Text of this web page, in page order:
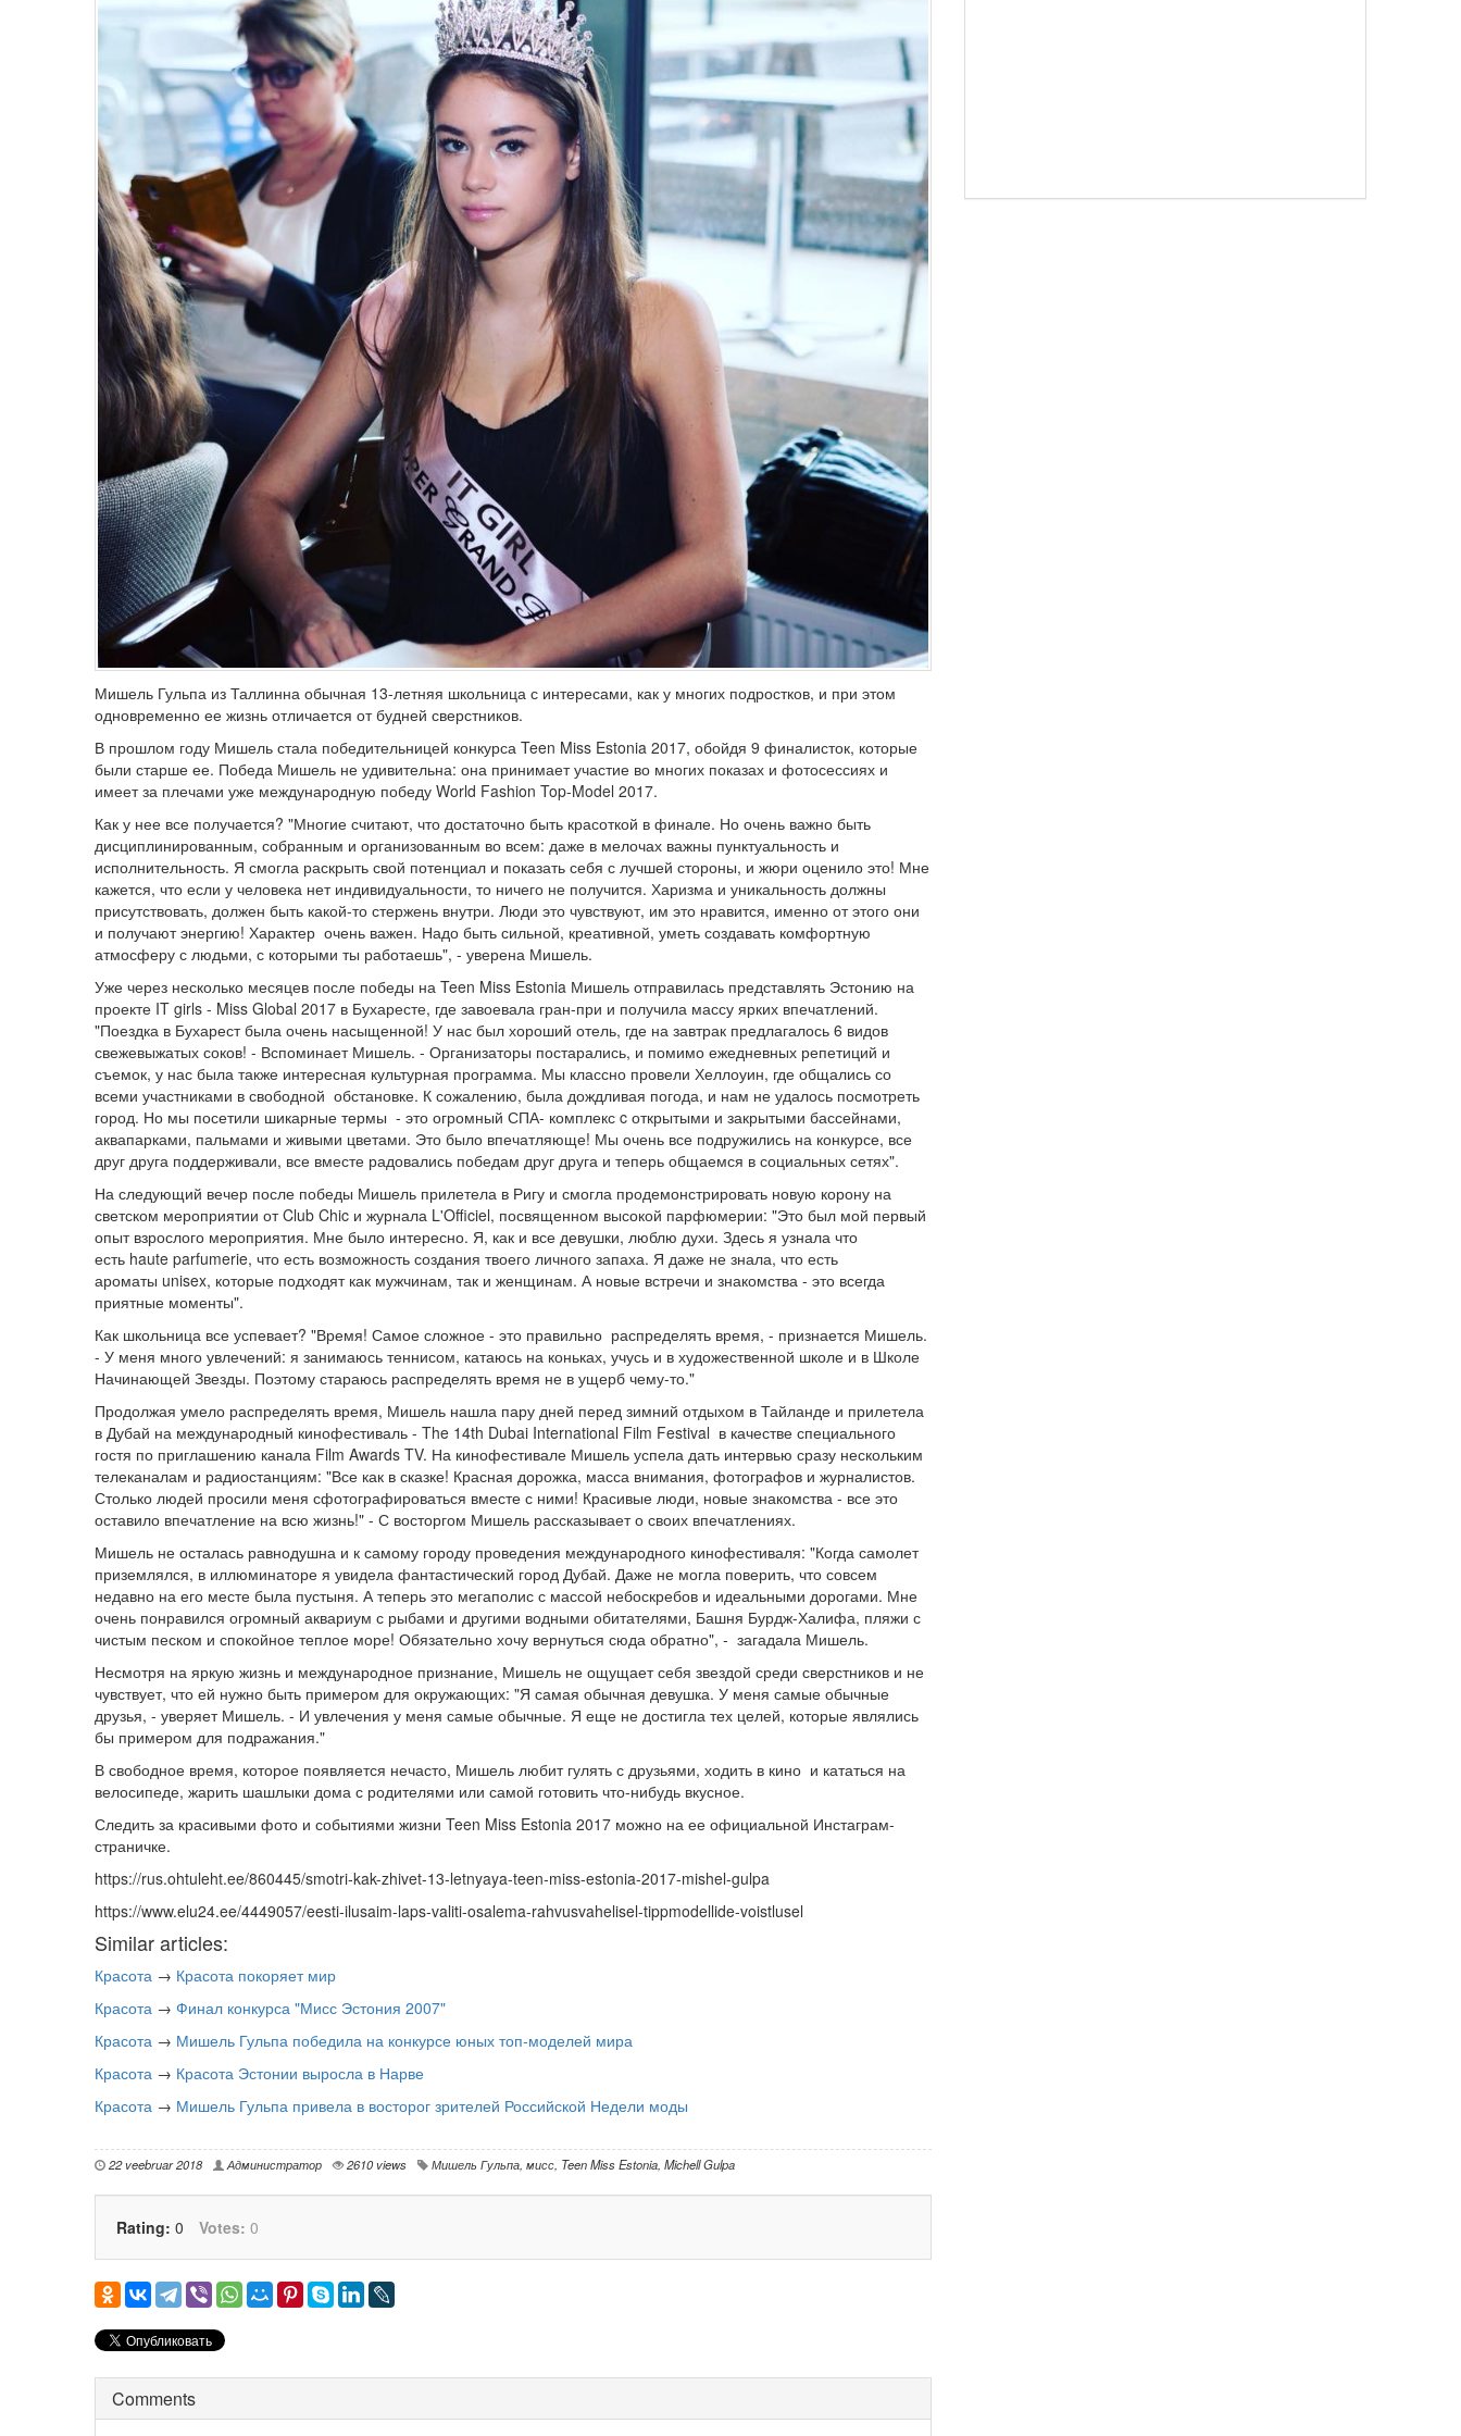
Мишель Гульпа из Таллинна обычная 13-летняя школьница с интересами, как у многих подростков, и при этом
одновременно ее жизнь отличается от будней сверстников.
В прошлом году Мишель стала победительницей конкурса Teen Miss Estonia 2017, обойдя 9 финалисток, которые
были старше ее. Победа Мишель не удивительна: она принимает участие во многих показах и фотосессиях и
имеет за плечами уже международную победу World Fashion Top-Model 2017.
Как у нее все получается? "Многие считают, что достаточно быть красоткой в финале. Но очень важно быть
дисциплинированным, собранным и организованным во всем: даже в мелочах важны пунктуальность и
исполнительность. Я смогла раскрыть свой потенциал и показать себя с лучшей стороны, и жюри оценило это! Мне
кажется, что если у человека нет индивидуальности, то ничего не получится. Харизма и уникальность должны
присутствовать, должен быть какой-то стержень внутри. Люди это чувствуют, им это нравится, именно от этого они
и получают энергию! Характер очень важен. Надо быть сильной, креативной, уметь создавать комфортную
атмосферу с людьми, с которыми ты работаешь", - уверена Мишель.
Уже через несколько месяцев после победы на Teen Miss Estonia Мишель отправилась представлять Эстонию на
проекте IT girls - Miss Global 2017 в Бухаресте, где завоевала гран-при и получила массу ярких впечатлений.
"Поездка в Бухарест была очень насыщенной! У нас был хороший отель, где на завтрак предлагалось 6 видов
свежевыжатых соков! - Вспоминает Мишель. - Организаторы постарались, и помимо ежедневных репетиций и
съемок, у нас была также интересная культурная программа. Мы классно провели Хеллоуин, где общались со
всеми участниками в свободной обстановке. К сожалению, была дождливая погода, и нам не удалось посмотреть
город. Но мы посетили шикарные термы - это огромный СПА- комплекс c открытыми и закрытыми бассейнами,
аквапарками, пальмами и живыми цветами. Это было впечатляюще! Мы очень все подружились на конкурсе, все
друг друга поддерживали, все вместе радовались победам друг друга и теперь общаемся в социальных сетях".
На следующий вечер после победы Мишель прилетела в Ригу и смогла продемонстрировать новую корону на
светском мероприятии от Club Chic и журнала L'Officiel, посвященном высокой парфюмерии: "Это был мой первый
опыт взрослого мероприятия. Мне было интересно. Я, как и все девушки, люблю духи. Здесь я узнала что
есть haute parfumerie, что есть возможность создания твоего личного запаха. Я даже не знала, что есть
ароматы unisex, которые подходят как мужчинам, так и женщинам. А новые встречи и знакомства - это всегда
приятные моменты".
Как школьница все успевает? "Время! Самое сложное - это правильно распределять время, - признается Мишель.
- У меня много увлечений: я занимаюсь теннисом, катаюсь на коньках, учусь и в художественной школе и в Школе
Начинающей Звезды. Поэтому стараюсь распределять время не в ущерб чему-то."
Продолжая умело распределять время, Мишель нашла пару дней перед зимний отдыхом в Тайланде и прилетела
в Дубай на международный кинофестиваль - The 14th Dubai International Film Festival в качестве специального
гостя по приглашению канала Film Awards TV. На кинофестивале Мишель успела дать интервью сразу нескольким
телеканалам и радиостанциям: "Все как в сказке! Красная дорожка, масса внимания, фотографов и журналистов.
Столько людей просили меня сфотографироваться вместе с ними! Красивые люди, новые знакомства - все это
оставило впечатление на всю жизнь!" - С восторгом Мишель рассказывает о своих впечатлениях.
Мишель не осталась равнодушна и к самому городу проведения международного кинофестиваля: "Когда самолет
приземлялся, в иллюминаторе я увидела фантастический город Дубай. Даже не могла поверить, что совсем
недавно на его месте была пустыня. А теперь это мегаполис с массой небоскребов и идеальными дорогами. Мне
очень понравился огромный аквариум с рыбами и другими водными обитателями, Башня Бурдж-Халифа, пляжи с
чистым песком и спокойное теплое море! Обязательно хочу вернуться сюда обратно", - загадала Мишель.
Несмотря на яркую жизнь и международное признание, Мишель не ощущает себя звездой среди сверстников и не
чувствует, что ей нужно быть примером для окружающих: "Я самая обычная девушка. У меня самые обычные
друзья, - уверяет Мишель. - И увлечения у меня самые обычные. Я еще не достигла тех целей, которые являлись
бы примером для подражания."
В свободное время, которое появляется нечасто, Мишель любит гулять с друзьями, ходить в кино и кататься на
велосипеде, жарить шашлыки дома с родителями или самой готовить что-нибудь вкусное.
Следить за красивыми фото и событиями жизни Teen Miss Estonia 2017 можно на ее официальной Инстаграм-
страничке.
https://rus.ohtuleht.ee/860445/smotri-kak-zhivet-13-letnyaya-teen-miss-estonia-2017-mishel-gulpa
https://www.elu24.ee/4449057/eesti-ilusaim-laps-valiti-osalema-rahvusvahelisel-tippmodellide-voistlusel
Similar articles:
Красота → Красота покоряет мир
Красота → Финал конкурса "Мисс Эстония 2007"
Красота → Мишель Гульпа победила на конкурсе юных топ-моделей мира
Красота → Красота Эстонии выросла в Нарве
Красота → Мишель Гульпа привела в восторог зрителей Российской Недели моды
22 veebruar 2018 Администратор 2610 views Мишель Гульпа, мисс, Teen Miss Estonia, Michell Gulpa
Rating: 0 Votes: 0
Comments